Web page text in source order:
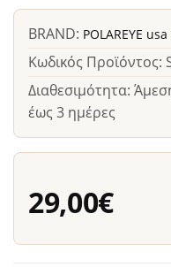
BRAND: POLAREYE
Κωδικός Προϊόντος:
Διαθεσιμότητα:
έως 3 ημέρες
29,00€